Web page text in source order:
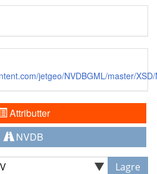
jetgeo/NVDBGML/master/
Attributter
NVDB
Lagre